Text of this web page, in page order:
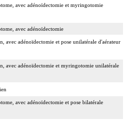
avec adénoïdectomie et myringotomie
avec adénoïdectomie
avec adénoïdectomie et pose unilatérale d'aérateur
avec adénoïdectomie et myringotomie unilatérale
avec adénoïdectomie et pose bilatérale